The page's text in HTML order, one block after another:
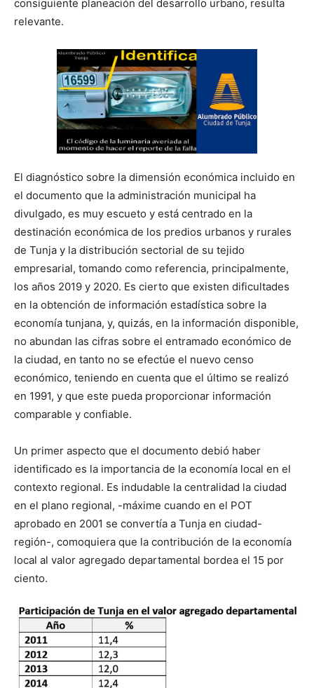
consiguiente planeación del desarrollo urbano, resulta
relevante.
El diagnóstico sobre la dimensión económica incluido en
el documento que la administración municipal ha
divulgado, es muy escueto y está centrado en la
destinación económica de los predios urbanos y rurales
de Tunja y la distribución sectorial de su tejido
empresarial, tomando como referencia, principalmente,
los años 2019 y 2020. Es cierto que existen dificultades
en la obtención de información estadística sobre la
economía tunjana, y, quizás, en la información disponible,
no abundan las cifras sobre el entramado económico de
la ciudad, en tanto no se efectúe el nuevo censo
económico, teniendo en cuenta que el último se realizó
en 1991, y que este pueda proporcionar información
comparable y confiable.
Un primer aspecto que el documento debió haber
identificado es la importancia de la economía local en el
contexto regional. Es indudable la centralidad la ciudad
en el plano regional, -máxime cuando en el POT
aprobado en 2001 se convertía a Tunja en ciudad-
región-, comoquiera que la contribución de la economía
local al valor agregado departamental bordea el 15 por
ciento.